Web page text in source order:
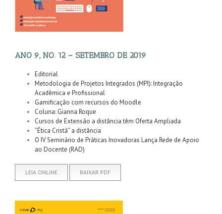
ANO 9, NO. 12 – SETEMBRO DE 2019
Editorial
Metodologia de Projetos Integrados (MPI): Integração
Acadêmica e Profissional
Gamificação com recursos do Moodle
Coluna: Gianna Roque
Cursos de Extensão a distância têm Oferta Ampliada
“Ética Cristã” a distância
O IV Seminário de Práticas Inovadoras Lança Rede de Apoio
ao Docente (RAD)
LEIA ONLINE BAIXAR PDF